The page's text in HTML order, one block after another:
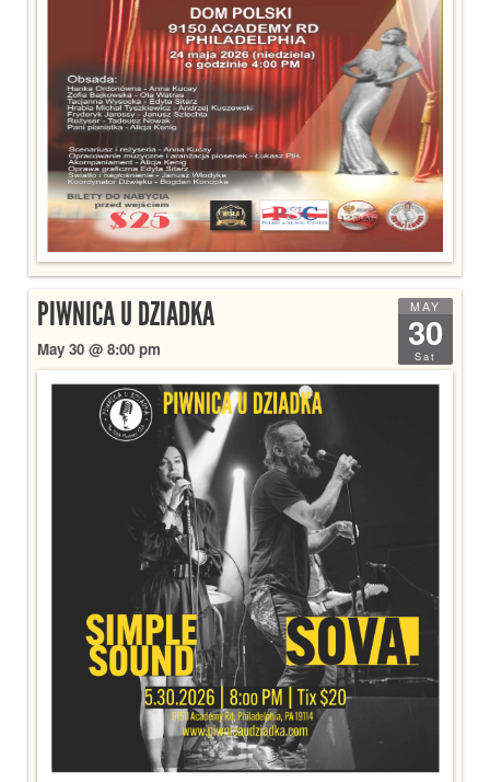
MAY
30
Sat
PIWNICA U DZIADKA
May 30 @ 8:00 pm